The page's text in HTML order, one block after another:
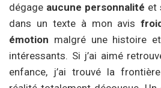
dégage aucune personnalité et
dans un texte à mon avis
émotion malgré une histoire
intéressants. Si j’ai aimé
enfance, j’ai trouvé la